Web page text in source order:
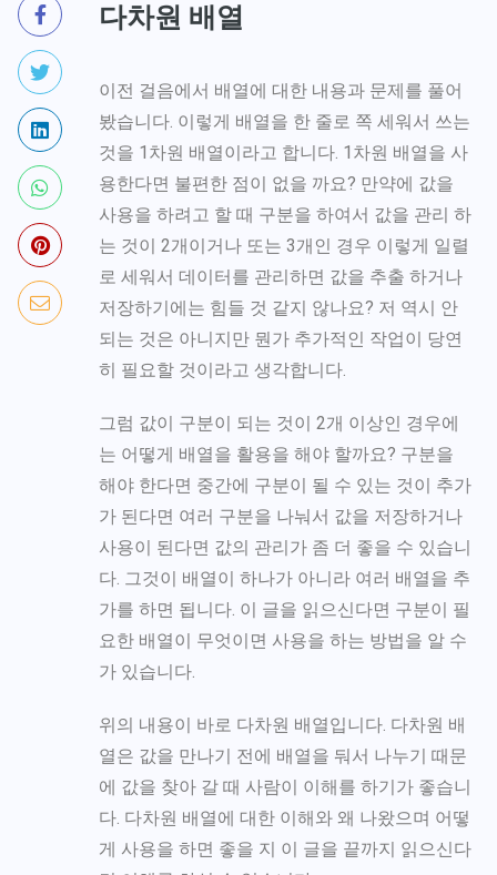
다차원 배열
이전 걸음에서 배열에 대한 내용과 문제를 풀어
봤습니다. 이렇게 배열을 한 줄로 쪽 세워서 쓰는
것을 1차원 배열이라고 합니다. 1차원 배열을 사
용한다면 불편한 점이 없을 까요? 만약에 값을
사용을 하려고 할 때 구분을 하여서 값을 관리 하
는 것이 2개이거나 또는 3개인 경우 이렇게 일렬
로 세워서 데이터를 관리하면 값을 추출 하거나
저장하기에는 힘들 것 같지 않나요? 저 역시 안
되는 것은 아니지만 뭔가 추가적인 작업이 당연
히 필요할 것이라고 생각합니다.
그럼 값이 구분이 되는 것이 2개 이상인 경우에
는 어떻게 배열을 활용을 해야 할까요? 구분을
해야 한다면 중간에 구분이 될 수 있는 것이 추가
가 된다면 여러 구분을 나눠서 값을 저장하거나
사용이 된다면 값의 관리가 좀 더 좋을 수 있습니
다. 그것이 배열이 하나가 아니라 여러 배열을 추
가를 하면 됩니다. 이 글을 읽으신다면 구분이 필
요한 배열이 무엇이면 사용을 하는 방법을 알 수
가 있습니다.
위의 내용이 바로 다차원 배열입니다. 다차원 배
열은 값을 만나기 전에 배열을 둬서 나누기 때문
에 값을 찾아 갈 때 사람이 이해를 하기가 좋습니
다. 다차원 배열에 대한 이해와 왜 나왔으며 어떻
게 사용을 하면 좋을 지 이 글을 끝까지 읽으신다